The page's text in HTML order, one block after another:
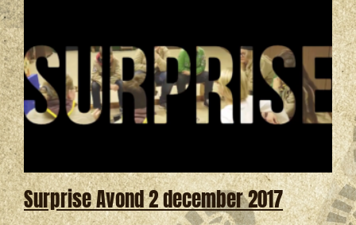
Surprise Avond 2 december 2017